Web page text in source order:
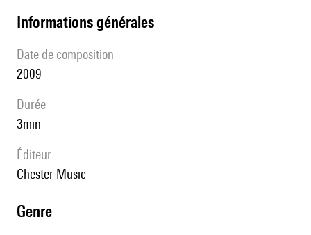
informations générales
date de composition
2009
durée
3min
éditeur
Chester Music
genre